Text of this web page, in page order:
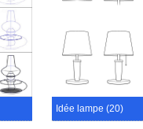
Idée lampe (20)